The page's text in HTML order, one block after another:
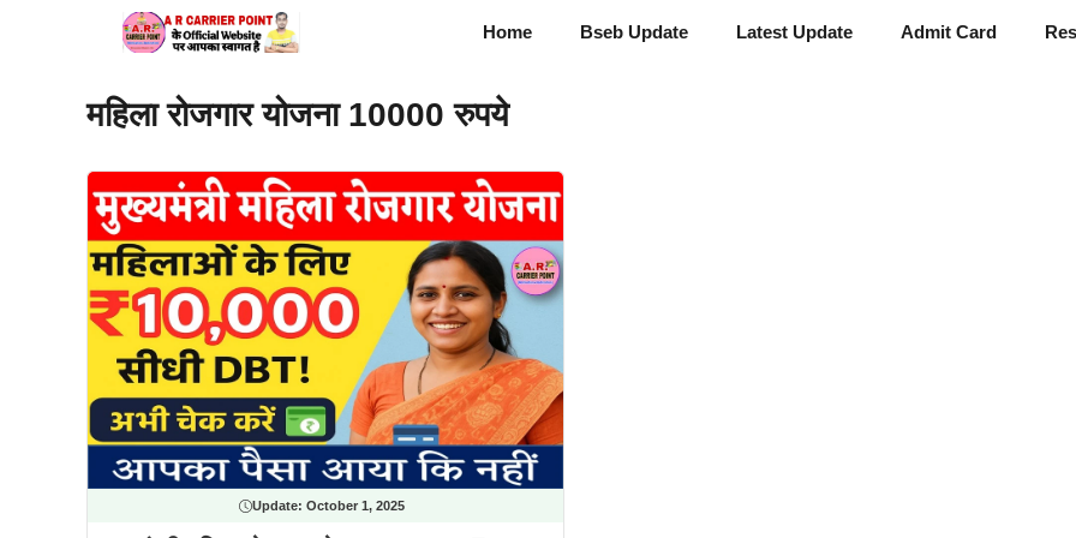
Home Bseb Update Latest Update Admit Card
महिला रोजगार योजना 10000 रुपये
Update:October 1, 2025